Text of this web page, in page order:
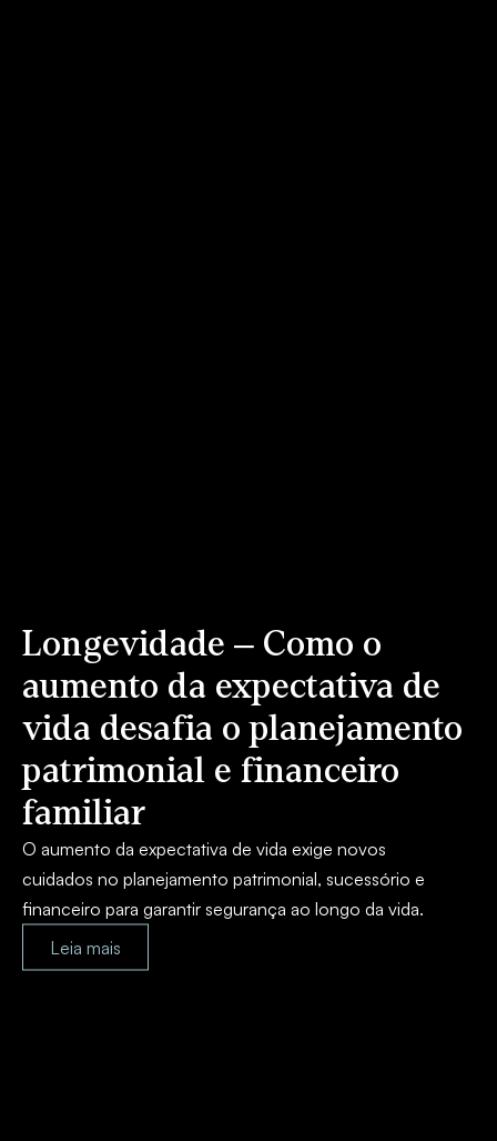
Longevidade – Como o
aumento da expectativa de
vida desafia o planejamento
patrimonial e financeiro
familiar
O aumento da expectativa de vida exige novos
cuidados no planejamento patrimonial, sucessório e
financeiro para garantir segurança ao longo da vida.
Leia mais